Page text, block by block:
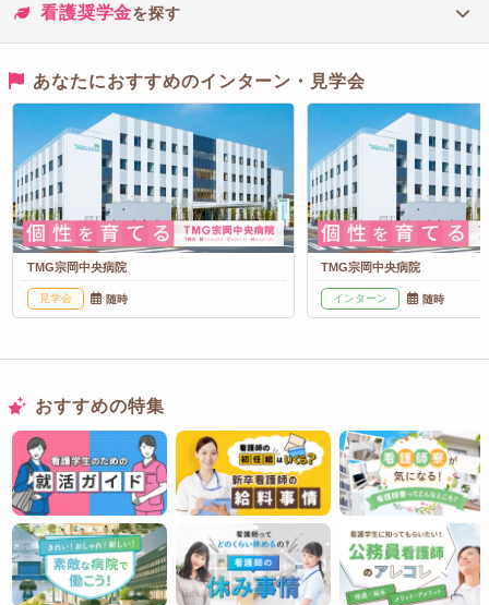
看護奨学金を探す
あなたにおすすめのインターン・見学会
TMG宗岡中央病院
見学会 随時
TMG宗岡中央病院
インターン 随時
おすすめの特集